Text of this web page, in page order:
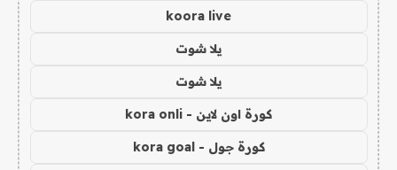
koora live
يلا شوت
يلا شوت
كورة اون لاين - kora onli
كورة جول - kora goal